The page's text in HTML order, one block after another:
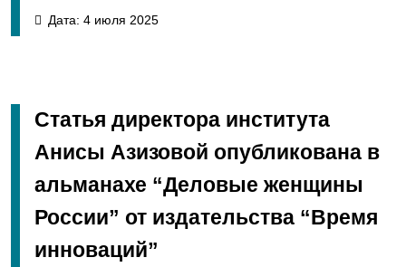
Дата: 4 июля 2025
Статья директора института
Анисы Азизовой опубликована в
альманахе “Деловые женщины
России” от издательства “Время
инноваций”